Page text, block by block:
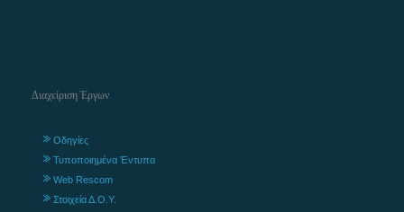
Διαχείριση Έργων
Οδηγίες
Τυποποιημένα Έντυπα
Web Rescom
Στοιχεία Δ.Ο.Υ.